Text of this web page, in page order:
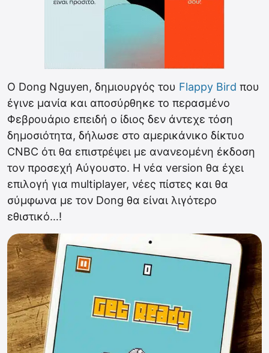
Ο Dong Nguyen, δημιουργός του Flappy Bird που
έγινε μανία και αποσύρθηκε το περασμένο
Φεβρουάριο επειδή ο ίδιος δεν άντεχε τόση
δημοσιότητα, δήλωσε στο αμερικάνικο δίκτυο
CNBC ότι θα επιστρέψει με ανανεομένη έκδοση
τον προσεχή Αύγουστο. Η νέα version θα έχει
επιλογή για multiplayer, νέες πίστες και θα
σύμφωνα με τον Dong θα είναι λιγότερο
εθιστικό…!